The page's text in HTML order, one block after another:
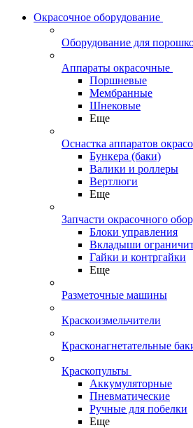
Окрасочное оборудование
Оборудование для
Аппараты окрасочные
Поршневые
Мембранные
Шнековые
Еще
Оснастка аппаратов
Бункера (баки)
Валики и роллеры
Вертлюги
Еще
Запчасти окрасочного
Блоки управления
Вкладыши
Гайки и контргайки
Еще
Разметочные машины
Краскоизмельчители
Красконагнетательные
Краскопульты
Аккумуляторные
Пневматические
Ручные для побелки
Еще